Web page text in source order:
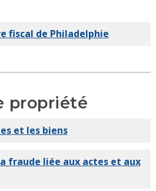
fiscal de Philadelphie
propriété
et les biens
fraude liée aux actes et aux